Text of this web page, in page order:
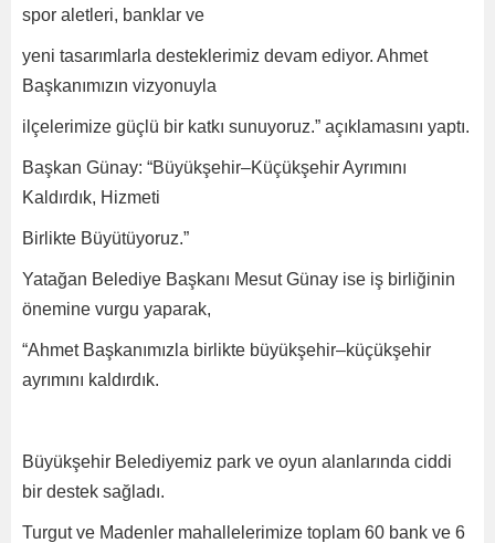
spor aletleri, banklar ve
yeni tasarımlarla desteklerimiz devam ediyor. Ahmet
Başkanımızın vizyonuyla
ilçelerimize güçlü bir katkı sunuyoruz.” açıklamasını yaptı.
Başkan Günay: “Büyükşehir–Küçükşehir Ayrımını
Kaldırdık, Hizmeti
Birlikte Büyütüyoruz.”
Yatağan Belediye Başkanı Mesut Günay ise iş birliğinin
önemine vurgu yaparak,
“Ahmet Başkanımızla birlikte büyükşehir–küçükşehir
ayrımını kaldırdık.
Büyükşehir Belediyemiz park ve oyun alanlarında ciddi
bir destek sağladı.
Turgut ve Madenler mahallelerimize toplam 60 bank ve 6